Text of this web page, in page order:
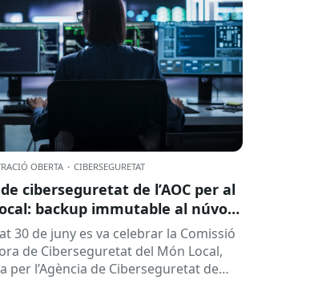
OBERTA · CIBERSEGURETAT
ciberseguretat de l’AOC per al
backup immutable al núvol i
30 de juny es va celebrar la Comissió
de Ciberseguretat del Món Local,
per l’Agència de Ciberseguretat de